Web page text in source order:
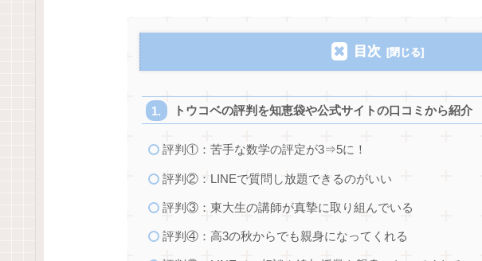
目次
トウコベの評判を知恵袋や公式サイトの口コミから紹介
評判①：苦手な数学の評定が3⇒5に！
評判②：LINEで質問し放題できるのがいい
評判③：東大生の講師が真摯に取り組んでいる
評判④：高3の秋からでも親身になってくれる